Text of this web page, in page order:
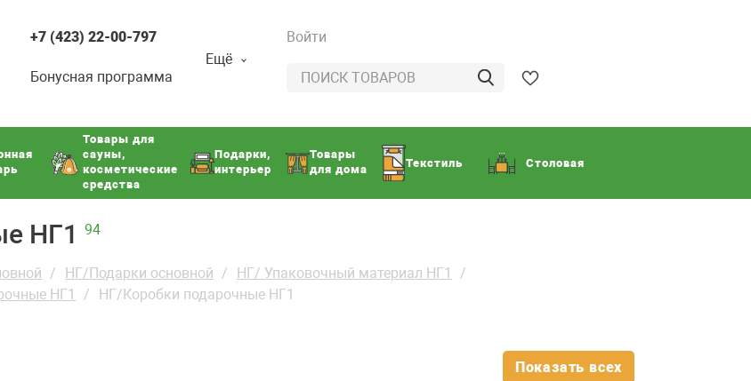
+7 (423) 22-00-797
Бонусная программа
Ещё
Войти
Товары для
сауны,
косметические
средства
Подарки,
интерьер
Товары
для дома
Текстиль Столовая
НГ194
НГ/Подарки основной
НГ/ Упаковочный материал НГ1
НГ1
НГ/Коробки подарочные НГ1
Показать всех